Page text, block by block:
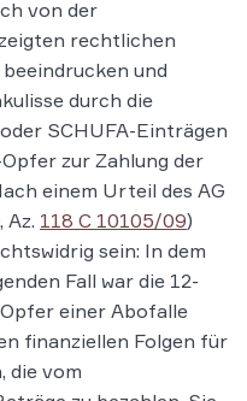
von der
rechtlichen
und
durch die
SCHUFA-Einträgen
zur Zahlung der
einem Urteil des AG
Az. 118 C 10105/09)
sein: In dem
Fall war die 12-
einer Abofalle
finanziellen Folgen für
die vom